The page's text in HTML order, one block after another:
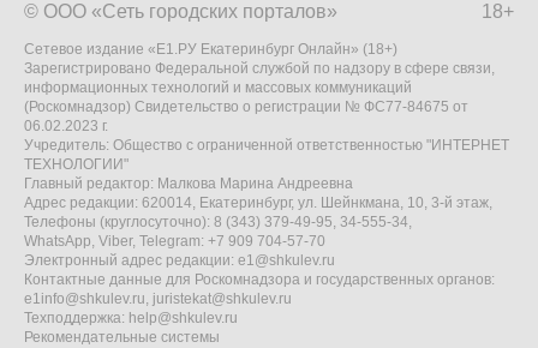
18+
© ООО «Сеть городских порталов»
Сетевое издание «Е1.РУ Екатеринбург Онлайн» (18+)
Зарегистрировано Федеральной службой по надзору в сфере связи,
информационных технологий и массовых коммуникаций
(Роскомнадзор) Свидетельство о регистрации № ФС77-84675 от
06.02.2023 г.
Учредитель: Общество с ограниченной ответственностью "ИНТЕРНЕТ
ТЕХНОЛОГИИ"
Главный редактор: Малкова Марина Андреевна
Адрес редакции: 620014, Екатеринбург, ул. Шейнкмана, 10, 3-й этаж,
Телефоны (круглосуточно): 8 (343) 379-49-95, 34-555-34,
WhatsApp, Viber, Telegram: +7 909 704-57-70
Электронный адрес редакции: e1@shkulev.ru
Контактные данные для Роскомнадзора и государственных органов:
e1info@shkulev.ru, juristekat@shkulev.ru
Техподдержка: help@shkulev.ru
Рекомендательные системы